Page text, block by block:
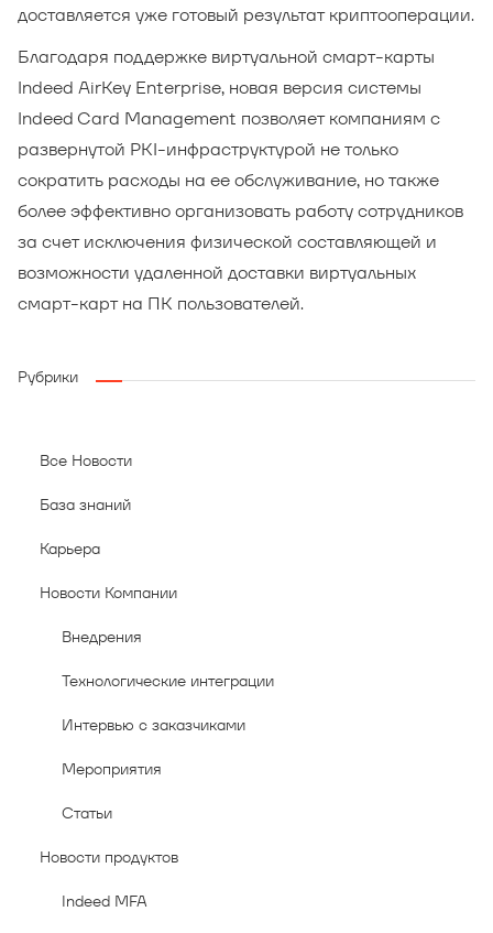
доставляется уже готовый результат криптооперации.
Благодаря поддержке виртуальной смарт-карты
Indeed AirKey Enterprise, новая версия системы
Indeed Card Management позволяет компаниям с
развернутой PKI-инфраструктурой не только
сократить расходы на ее обслуживание, но также
более эффективно организовать работу сотрудников
за счет исключения физической составляющей и
возможности удаленной доставки виртуальных
смарт-карт на ПК пользователей.
Рубрики
Все Новости
База знаний
Карьера
Новости Компании
Внедрения
Технологические интеграции
Интервью с заказчиками
Мероприятия
Статьи
Новости продуктов
Indeed MFA